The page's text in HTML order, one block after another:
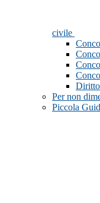
civile
Per non
Piccola